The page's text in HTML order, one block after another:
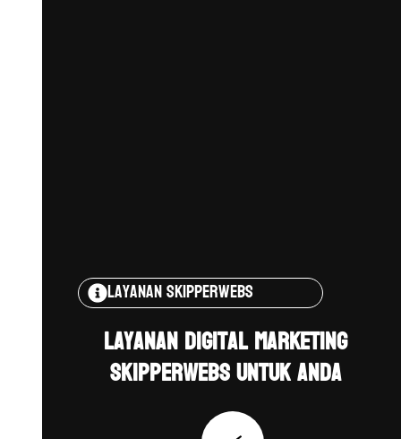
Layanan Skipperwebs
Layanan Digital Marketing
Skipperwebs untuk Anda